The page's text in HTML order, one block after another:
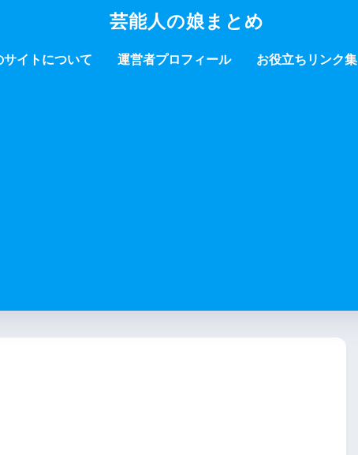
芸能人の娘まとめ
サイトについて 運営者プロフィール お役立ちリンク集